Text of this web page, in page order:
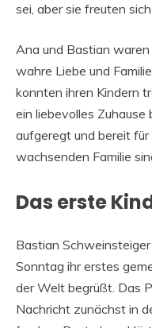
sei, aber sie freuten
Ana und Bastian
wahre Liebe und
konnten ihren Kindern
ein liebevolles Zuhause
aufgeregt und bereit
wachsenden Familie
Das erste
Bastian
Sonntag ihr erstes
der Welt begrüßt. Das
Nachricht zunächst in